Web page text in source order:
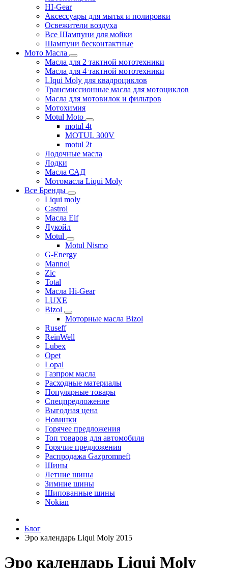
HI-Gear
Аксессуары для мытья и полировки
Освежители воздуха
Все Шампуни для мойки
Шампуни бесконтактные
Мото Масла
Масла для 2 тактной мототехники
Масла для 4 тактной мототехники
LIqui Moly для квадроциклов
Трансмиссионные масла для мотоциклов
Масла для мотовилок и фильтров
Мотохимия
Motul Moto
motul 4t
MOTUL 300V
motul 2t
Лодочные масла
Лодки
Масла САД
Мотомасла Liqui Moly
Все Бренды
Liqui moly
Castrol
Масла Elf
Лукойл
Motul
Motul Nismo
G-Energy
Mannol
Zic
Total
Масла Hi-Gear
LUXE
Bizol
Моторные масла Bizol
Ruseff
ReinWell
Lubex
Opet
Lopal
Газпром масла
Расходные материалы
Популярные товары
Спецпредложение
Выгодная цена
Новинки
Горячее предложения
Топ товаров для автомобиля
Горячие предложения
Распродажа Gazpromneft
Шины
Летние шины
Зимние шины
Шипованные шины
Nokian
Блог
Эро календарь Liqui Moly 2015
Эро календарь Liqui Moly